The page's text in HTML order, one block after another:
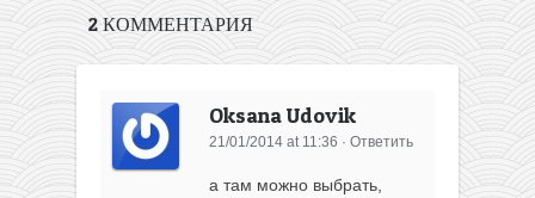
2 КОММЕНТАРИЯ
Oksana Udovik
21/01/2014 at 11:36 ·Ответить
а там можно выбрать,